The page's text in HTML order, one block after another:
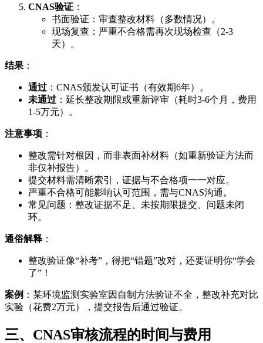
CNAS验证 ：
书面验证：审查整改材料（多数情况）。
现场复查：严重不合格需再次现场检查（2-3
天）。
结果 ：
通过 ：CNAS颁发认可证书（有效期6年）。
未通过 ：延长整改期限或重新评审（耗时3-6个月，费用
1-5万元）。
注意事项 ：
整改需针对根因，而非表面补材料（如重新验证方法而
非仅补报告）。
提交材料需清晰索引，证据与不合格项一一对应。
严重不合格可能影响认可范围，需与CNAS沟通。
常见问题：整改证据不足、未按期限提交、问题未闭
环。
通俗解释 ：
整改验证像“补考”，得把“错题”改对，还要证明你“学会
了”！
案例 ：某环境监测实验室因自制方法验证不全，整改补充对比
实验（花费2万元），提交报告后通过验证。
三、CNAS审核流程的时间与费用